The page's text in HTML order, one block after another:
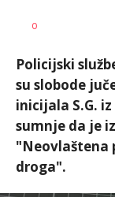
AUTOR
0
Policijski
su slobode
inicijala S.G.
sumnje da je
"Neovlaštena
droga".